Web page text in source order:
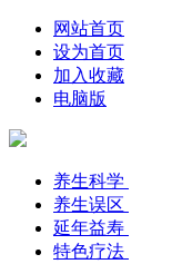
网站首页
设为首页
加入收藏
电脑版
养生科学
养生误区
延年益寿
特色疗法